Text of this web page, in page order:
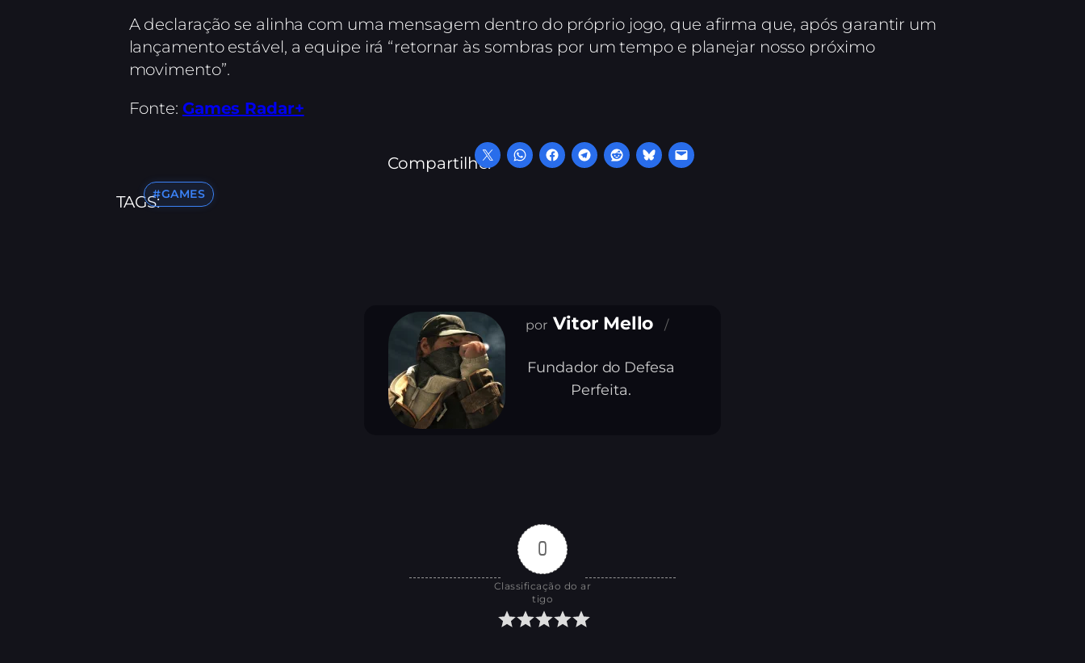
A declaração se alinha com uma mensagem dentro do próprio jogo, que afirma que, após garantir um
lançamento estável, a equipe irá “retornar às sombras por um tempo e planejar nosso próximo
movimento”.
Fonte: Games Radar+
Compartilhe:
TAGS:#GAMES
Vitor Mello
Fundador do Defesa
Perfeita.
0
Classificação do ar
tigo